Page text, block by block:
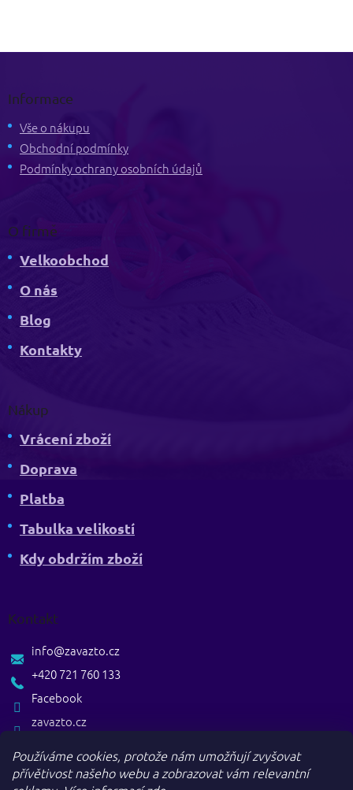
Používáme cookies, protože nám umožňují zvyšovat
přívětivost našeho webu a zobrazovat vám relevantní
Informace
Vše o nákupu
Obchodní podmínky
Podmínky ochrany osobních údajů
O firmě
Velkoobchod
O nás
Blog
Kontakty
Nákup
Vrácení zboží
Doprava
Platba
Tabulka velikostí
Kdy obdržím zboží
Kontakt
zavazto.cz
info@zavazto.cz
+420 721 760 133
Facebook